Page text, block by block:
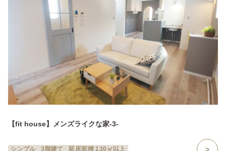
【fit house】メンズライクな家-3-
シンプル 3階建て 延床面積 130㎡以上